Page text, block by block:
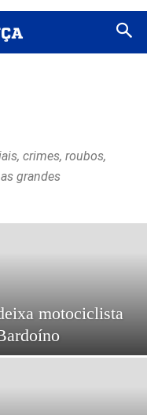
Região
Saúde
Vídeos
crimes, roubos,
grandes
motociclista